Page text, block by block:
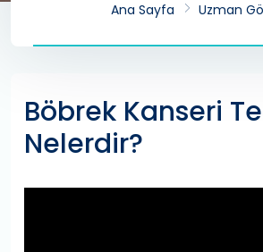
Ana Sayfa Uzman
Böbrek Kanseri
Nelerdir?